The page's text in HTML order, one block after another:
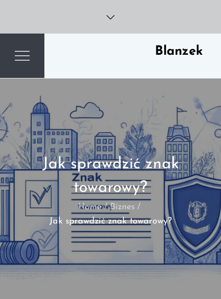
content
Blanzek
Jak sprawdzić znak
towarowy?
Home
Biznes
Jak sprawdzić znak towarowy?